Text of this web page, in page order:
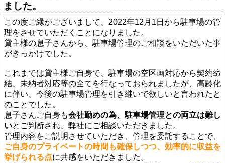
ました。
この度ご縁がございまして、2022年12月1日から駐車場の管
理をさせていただくことになりました。
貸主様の息子さんから、駐車場管理のご相談をいただいた事
がきっかけでした。
これまでは貸主様ご自身で、駐車場の空区画対応から契約締
結、未納者対応等の全てを行なっておられましたが、高齢化
に伴い、今後の駐車場管理を引き継いで欲しいと言われたと
のことでした。
息子さんご自身も会社勤めの為、駐車場管理との両立は難し
いとご判断され、弊社にご相談いただきました。
管理内容をご説明させていただき、管理を委託することで、
ご自身のプライベートの時間も確保しつつ、効率的に収益を
挙げられる点に共感をいただきました。